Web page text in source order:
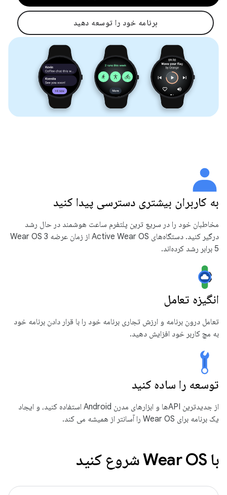
برنامه خود را توسعه دهید
به کاربران بیشتری دسترسی پیدا کنید
مخاطبان خود را در سریع ترین پلتفرم ساعت هوشمند در حال رشد
درگیر کنید. دستگاه‌های Active Wear OS از زمان عرضه Wear OS 3
5 برابر رشد کرده‌اند.
انگیزه تعامل
تعامل درون برنامه و ارزش تجاری برنامه خود را با قرار دادن برنامه خود
به مچ کاربر خود افزایش دهید.
توسعه را ساده کنید
از جدیدترین APIها و ابزارهای مدرن Android استفاده کنید، و ایجاد
یک برنامه برای Wear OS را آسانتر از همیشه می کند.
با Wear OS شروع کنید